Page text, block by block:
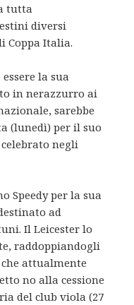
tutta
diversi
Coppa Italia.
la sua
in nerazzurro ai
sarebbe
(lunedì) per il suo
negli
Speedy per la sua
ad
Il Leicester lo
raddoppiandogli
attualmente
no alla cessione
del club viola (27